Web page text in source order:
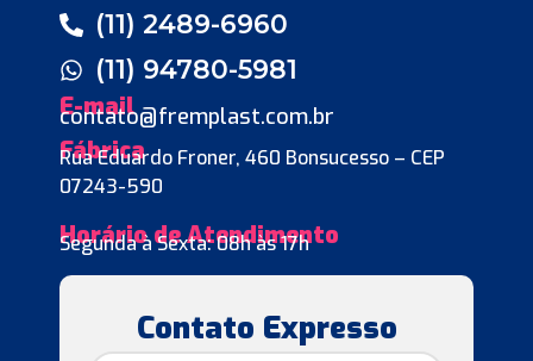
(11) 2489-6960
(11) 94780-5981
E-mail
contato@fremplast.com.br
Fábrica
Rua Eduardo Froner, 460 Bonsucesso – CEP
07243-590
Horário de Atendimento
Segunda à Sexta: 08h às 17h
Contato Expresso